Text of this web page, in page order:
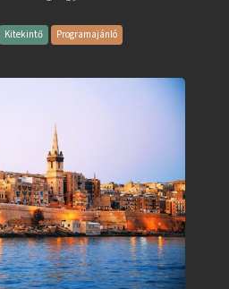
Kitekintő
Programajánló